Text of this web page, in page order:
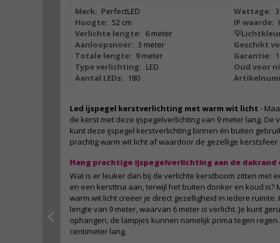
Merk: PerfectLED
Hoogte: 52 cm
Verlichte lengte: 6 meter
Aanloopsnoer: 3 meter
Totale lengte: 9 meter
Type verlichting: LED
Aantal LEDs: 180
Wattage:
IP waarde:
Geschikt
Garantie:
Oud voor
Led ijspegel kerstverlichting met warm wit licht -
de kerst met deze ijspegelverlichting van 9 meter lang. De
kunt deze ijspegel kerstverlichting binnen én buiten
prachtig warm wit licht af waardoor de gezellige kerstsfeer
Hang prachtige ijspegelverlichting aan de
Wat is er leuker dan bij de verlichte kerstboom zitten met
en een kersttrui aan, terwijl het buiten donker en koud is?
warm wit licht creëer je direct gezelligheid in iedere
lengte van 9 meter, waarvan 6 meter is verlicht. Je kunt
ophangen, de lampjes kunnen namelijk prima tegen
centimeter lang.